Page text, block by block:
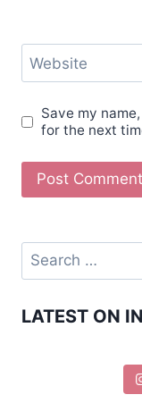
Website
Save my
for the next
LATEST ON